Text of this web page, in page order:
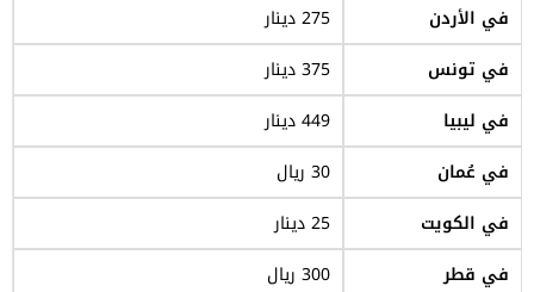
في الأردن
275 دينار
في تونس
375 دينار
في ليبيا
449 دينار
في عُمان
30 ريال
في الكويت
25 دينار
في قطر
300 ريال